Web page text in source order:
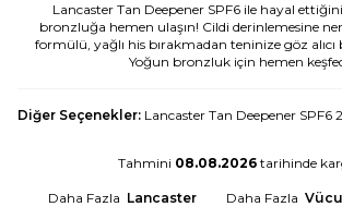
Lancaster Tan Deepener SPF6 ile hayal ettiğiniz
bronzluğa hemen ulaşın! Cildi derinlemesine
formülü, yağlı his bırakmadan teninize göz
Yoğun bronzluk için hemen
Diğer Seçenekler: Lancaster Tan Deepener SPF6
Tahmini 08.08.2026tarihinde
Daha Fazla Lancaster Daha Fazla